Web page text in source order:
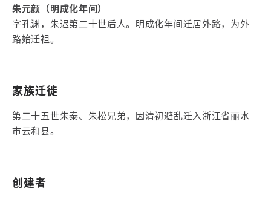
朱元颜（明成化年间）
字孔渊，朱迟第二十世后人。明成化年间迁居外路，为外
路始迁祖。
家族迁徙
第二十五世朱泰、朱松兄弟，因清初避乱迁入浙江省丽水
市云和县。
创建者